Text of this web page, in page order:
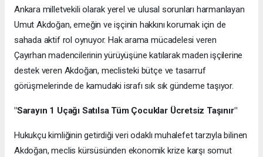
Ankara milletvekili olarak yerel ve ulusal sorunları harmanlayan
Umut Akdoğan, emeğin ve işçinin hakkını korumak için de
sahada aktif rol oynuyor. Hak arama mücadelesi veren
Çayırhan madencilerinin yürüyüşüne katılarak maden işçilerine
destek veren Akdoğan, meclisteki bütçe ve tasarruf
görüşmelerinde de kamudaki israfı sık sık gündeme taşıyor.
"Sarayın 1 Uçağı Satılsa Tüm Çocuklar Ücretsiz Taşınır"
Hukukçu kimliğinin getirdiği veri odaklı muhalefet tarzıyla bilinen
Akdoğan, meclis kürsüsünden ekonomik krize karşı somut